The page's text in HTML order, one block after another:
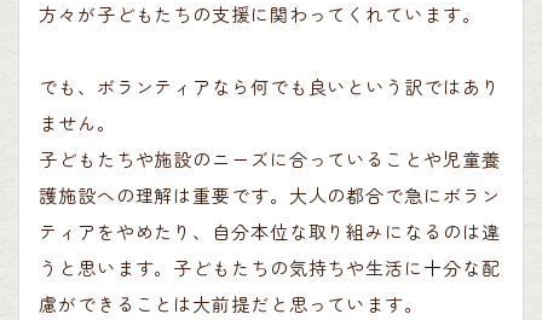
方々が子どもたちの支援に関わってくれています。
でも、ボランティアなら何でも良いという訳ではあり
ません。
子どもたちや施設のニーズに合っていることや児童養
護施設への理解は重要です。大人の都合で急にボラン
ティアをやめたり、自分本位な取り組みになるのは違
うと思います。子どもたちの気持ちや生活に十分な配
慮ができることは大前提だと思っています。